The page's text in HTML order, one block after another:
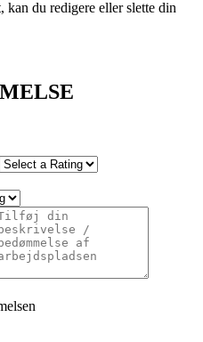
du redigere eller slette din